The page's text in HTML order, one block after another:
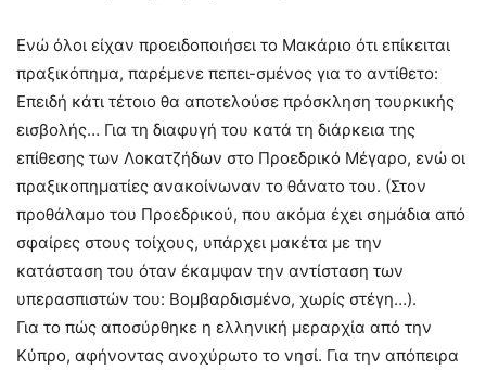
Ενώ όλοι είχαν προειδοποιήσει το Μακάριο ότι επίκειται
πραξικόπημα, παρέμενε πεπει-σμένος για το αντίθετο:
Eπειδή κάτι τέτοιο θα αποτελούσε πρόσκληση τουρκικής
εισβολής… Για τη διαφυγή του κατά τη διάρκεια της
επίθεσης των Λοκατζήδων στο Προεδρικό Μέγαρο, ενώ οι
πραξικοπηματίες ανακοίνωναν το θάνατο του. (Στον
προθάλαμο του Προεδρικού, που ακόμα έχει σημάδια από
σφαίρες στους τοίχους, υπάρχει μακέτα με την
κατάσταση του όταν έκαμψαν την αντίσταση των
υπερασπιστών του: Βομβαρδισμένο, χωρίς στέγη…).
Για το πώς αποσύρθηκε η ελληνική μεραρχία από την
Κύπρο, αφήνοντας ανοχύρωτο το νησί. Για την απόπειρα